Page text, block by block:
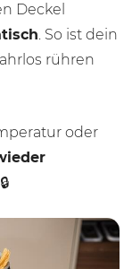
Deckel
. So ist dein
rühren
oder